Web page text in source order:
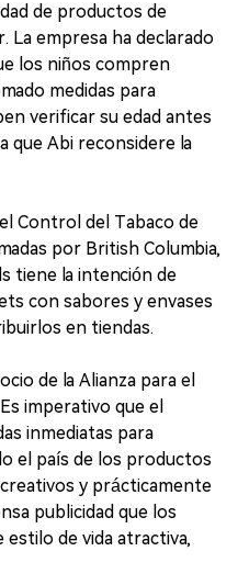
de productos de
La empresa ha declarado
los niños compren
medidas para
verificar su edad antes
que Abi reconsidere la
Control del Tabaco de
por British Columbia,
tiene la intención de
con sabores y envases
en tiendas.
de la Alianza para el
imperativo que el
inmediatas para
el país de los productos
y prácticamente
publicidad que los
de vida atractiva,